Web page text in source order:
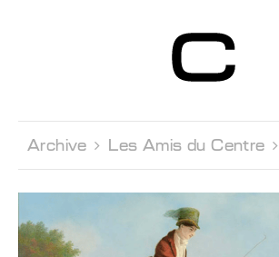
Contemporain
Genève
Archive  Les Amis du Centre 